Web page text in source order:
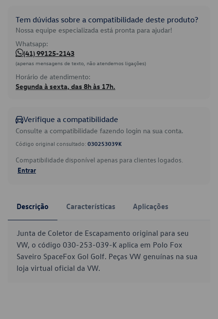
Tem dúvidas sobre a compatibilidade deste produto?
Nossa equipe especializada está pronta para ajudar!
Whatsapp:
(41) 99125-2143
(apenas mensagens de texto, não atendemos ligações)
Horário de atendimento:
Segunda à sexta, das 8h às 17h.
Verifique a compatibilidade
Consulte a compatibilidade fazendo login na sua conta.
Código original consultado: 030253039K
Compatibilidade disponível apenas para clientes logados.
Entrar
Descrição Características Aplicações
Junta de Coletor de Escapamento original para seu
VW, o código 030-253-039-K aplica em Polo Fox
Saveiro SpaceFox Gol Golf. Peças VW genuínas na sua
loja virtual oficial da VW.